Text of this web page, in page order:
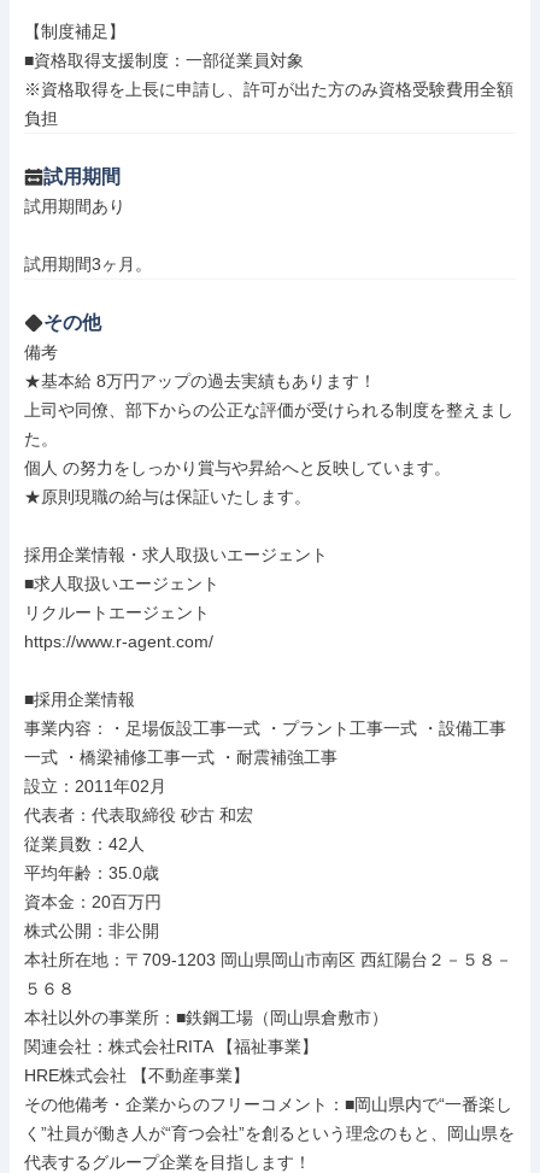
【制度補足】
■資格取得支援制度：一部従業員対象
※資格取得を上長に申請し、許可が出た方のみ資格受験費用全額
負担
試用期間
試用期間あり
試用期間3ヶ月。
その他
備考
★基本給 8万円アップの過去実績もあります！
上司や同僚、部下からの公正な評価が受けられる制度を整えまし
た。
個人 の努力をしっかり賞与や昇給へと反映しています。
★原則現職の給与は保証いたします。
採用企業情報・求人取扱いエージェント
■求人取扱いエージェント
リクルートエージェント
https://www.r-agent.com/
■採用企業情報
事業内容：・足場仮設工事一式 ・プラント工事一式 ・設備工事
一式 ・橋梁補修工事一式 ・耐震補強工事
設立：2011年02月
代表者：代表取締役 砂古 和宏
従業員数：42人
平均年齢：35.0歳
資本金：20百万円
株式公開：非公開
本社所在地：〒709-1203 岡山県岡山市南区 西紅陽台２－５８－
５６８
本社以外の事業所：■鉄鋼工場（岡山県倉敷市）
関連会社：株式会社RITA 【福祉事業】
HRE株式会社 【不動産事業】
その他備考・企業からのフリーコメント：■岡山県内で“一番楽し
く”社員が働き人が“育つ会社”を創るという理念のもと、岡山県を
代表するグループ企業を目指します！